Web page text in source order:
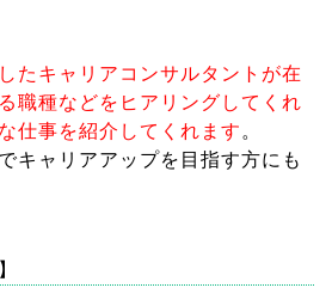
たキャリアコンサルタントが在
職種などをヒアリングしてくれ
仕事を紹介してくれます 。
キャリアアップを目指す方にも